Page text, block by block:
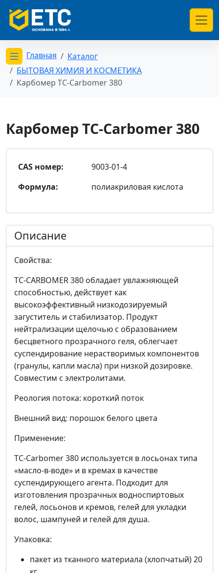
Открыть меню категорий
Главная
Каталог
БЫТОВАЯ ХИМИЯ И КОСМЕТИКА
Карбомер TC-Carbomer 380
Карбомер TC-Carbomer 380
CAS номер:
9003-01-4
Формула:
полиакриловая кислота
Описание
Свойства:
TC-CARBOMER 380 обладает увлажняющей
способностью, действует как
высокоэффективный низкодозируемый
загуститель и стабилизатор. Продукт
нейтрализации щелочью с образованием
бесцветного прозрачного геля, облегчает
суспендирование нерастворимых компонентов
(гранулы, капли масла) при низкой дозировке.
Совместим с электролитами.
Реология потока: короткий поток
Внешний вид: порошок белого цвета
Применение:
TC-Carbomer 380 используется в лосьонах типа
«масло-в-воде» и в кремах в качестве
суспендирующего агента. Подходит для
изготовления прозрачных водноспиртовых
гелей, лосьонов и кремов, гелей для укладки
волос, шампуней и гелей для душа.
Упаковка:
пакет из тканного материала (хлопчатый) 20